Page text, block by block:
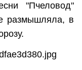
"Пчеловод"
размышляла, в